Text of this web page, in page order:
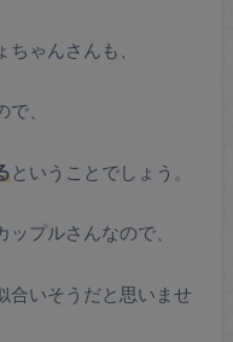
ゃんさんも、
、
ということでしょう。
プルさんなので、
合いそうだと思いませ